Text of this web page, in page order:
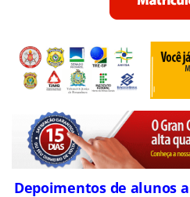
Depoimentos de alunos